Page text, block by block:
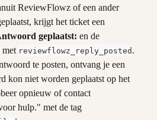
ReviewFlowz of een ander
krijgt het ticket een
geplaatst: en de
met reviewflowz_reply_posted .
te posten, ontvang je een
kon niet worden geplaatst op het
opnieuw of contact
hulp." met de tag